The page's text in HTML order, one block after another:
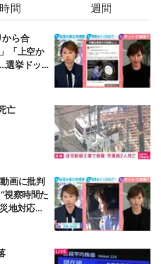
間 週間
から合
「上空か
選挙ドッ
亡
画に批判
視察時間た
地対応め